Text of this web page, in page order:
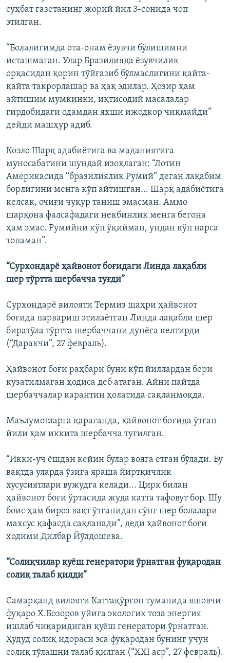
суҳбат газетанинг жорий йил 3-сонида чоп
этилган.
“Болалигимда ота-онам ёзувчи бўлишимни
исташмаган. Улар Бразилияда ёзувчилик
орқасидан қорин тўйғазиб бўлмаслигини қайта-
қайта такрорлашар ва ҳақ эдилар. Ҳозир ҳам
айтишим мумкинки, иқтисодий масалалар
гирдобидаги одамдан яхши ижодкор чиқмайди”
дейди машҳур адиб.
Коэло Шарқ адабиётига ва маданиятига
муносабатини шундай изоҳлаган: “Лотин
Америкасида “бразилиялик Румий” деган лақабим
борлигини менга кўп айтишган... Шарқ адабиётига
келсак, очиғи чуқур таниш эмасман. Аммо
шарқона фалсафадаги некбинлик менга бегона
ҳам эмас. Румийни кўп ўқийман, ундан кўп нарса
топаман”.
“Сурхондарё ҳайвонот боғидаги Линда лақабли
шер тўртта шербачча туғди”
Сурхондарё вилояти Термиз шаҳри ҳайвонот
боғида парвариш этилаётган Линда лақабли шер
биратўла тўртта шербаччани дунёга келтирди
(“Даракчи”, 27 февраль).
Ҳайвонот боғи раҳбари буни кўп йиллардан бери
кузатилмаган ҳодиса деб атаган. Айни пайтда
шербаччалар карантин ҳолатида сақланмоқда.
Маълумотларга қараганда, ҳайвонот боғида ўтган
йили ҳам иккита шербачча туғилган.
“Икки-уч ёшдан кейин булар вояга етган бўлади. Бу
вақтда уларда ўзига яраша йиртқичлик
хусусиятлари вужудга келади... Цирк билан
ҳайвонот боғи ўртасида жуда катта тафовут бор. Шу
боис ҳам бироз вақт ўтганидан сўнг шер болалари
махсус қафасда сақланади”, деди ҳайвонот боғи
ходими Дилбар Йўлдошева.
“Солиқчилар қуёш генератори ўрнатган фуқародан
солиқ талаб қилди”
Самарқанд вилояти Каттақўрғон туманида яшовчи
фуқаро Х.Бозоров уйига экологик тоза энергия
ишлаб чиқаридиган қуёш генератори ўрнатган.
Ҳудуд солиқ идораси эса фуқародан бунинг учун
солиқ тўлашни талаб қилган (“XXI аср”, 27 февраль).